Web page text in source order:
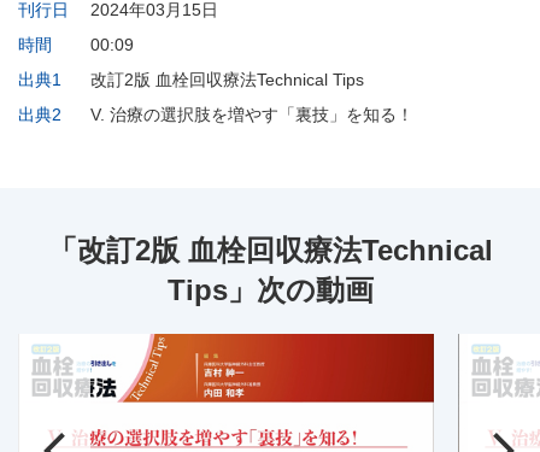
刊行日
2024年03月15日
時間
00:09
出典1
改訂2版 血栓回収療法Technical Tips
出典2
V. 治療の選択肢を増やす「裏技」を知る！
「改訂2版 血栓回収療法Technical
Tips」次の動画